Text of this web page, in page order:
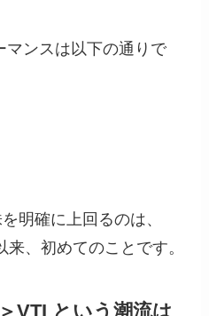
マンスは以下の通りで
明確に上回るのは、
、初めてのことです。
VTI という潮流は